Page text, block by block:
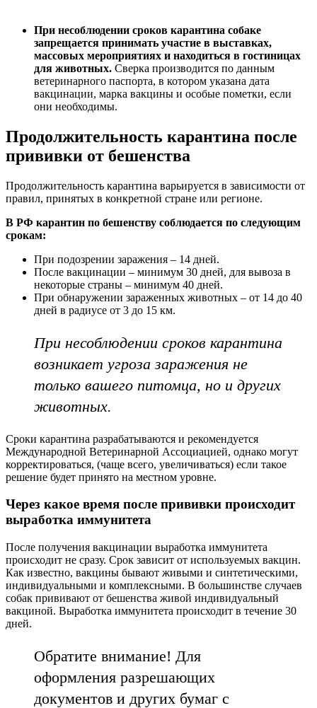
При несоблюдении сроков карантина собаке
запрещается принимать участие в выставках,
массовых мероприятиях и находиться в гостиницах
для животных. Сверка производится по данным
ветеринарного паспорта, в котором указана дата
вакцинации, марка вакцины и особые пометки, если
они необходимы.
Продолжительность карантина после
прививки от бешенства
Продолжительность карантина варьируется в зависимости от
правил, принятых в конкретной стране или регионе.
В РФ карантин по бешенству соблюдается по следующим
срокам:
При подозрении заражения – 14 дней.
После вакцинации – минимум 30 дней, для вывоза в
некоторые страны – минимум 40 дней.
При обнаружении зараженных животных – от 14 до 40
дней в радиусе от 3 до 15 км.
При несоблюдении сроков карантина
возникает угроза заражения не
только вашего питомца, но и других
животных.
Сроки карантина разрабатываются и рекомендуется
Международной Ветеринарной Ассоциацией, однако могут
корректироваться, (чаще всего, увеличиваться) если такое
решение будет принято на местном уровне.
Через какое время после прививки происходит
выработка иммунитета
После получения вакцинации выработка иммунитета
происходит не сразу. Срок зависит от используемых вакцин.
Как известно, вакцины бывают живыми и синтетическими,
индивидуальными и комплексными. В большинстве случаев
собак прививают от бешенства живой индивидуальный
вакциной. Выработка иммунитета происходит в течение 30
дней.
Обратите внимание! Для
оформления разрешающих
документов и других бумаг с